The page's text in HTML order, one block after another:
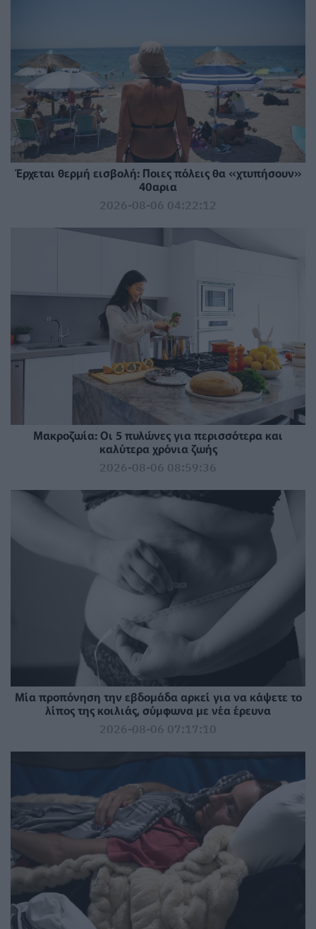
Έρχεται θερμή εισβολή: Ποιες πόλεις θα «χτυπήσουν»
40αρια
2026-08-06 04:22:12
Mακροζωία: Οι 5 πυλώνες για περισσότερα και
καλύτερα χρόνια ζωής
2026-08-06 08:59:36
Μία προπόνηση την εβδομάδα αρκεί για να κάψετε το
λίπος της κοιλιάς, σύμφωνα με νέα έρευνα
2026-08-06 07:17:10